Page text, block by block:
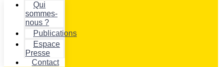
Qui
sommes-
nous ?
Publications
Espace
Presse
Contact